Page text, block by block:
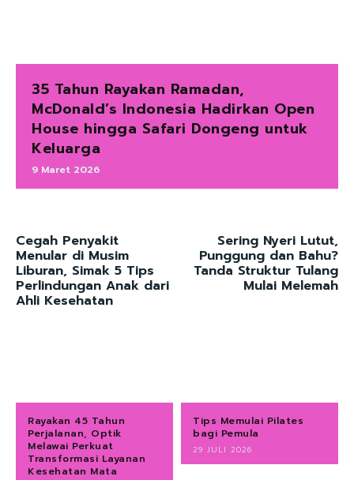
35 Tahun Rayakan Ramadan,
McDonald’s Indonesia Hadirkan Open
House hingga Safari Dongeng untuk
Keluarga
9 Maret 2026
Cegah Penyakit
Menular di Musim
Liburan, Simak 5 Tips
Perlindungan Anak dari
Ahli Kesehatan
Sering Nyeri Lutut,
Punggung dan Bahu?
Tanda Struktur Tulang
Mulai Melemah
Rayakan 45 Tahun
Perjalanan, Optik
Melawai Perkuat
Transformasi Layanan
Kesehatan Mata
Tips Memulai Pilates
bagi Pemula
29 JULI 2026